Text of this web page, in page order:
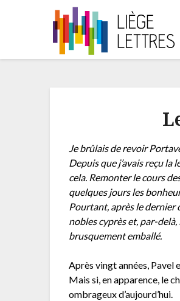
Je brûlais de revoir
Depuis que j’avais reçu la
cela. Remonter le cours
quelques jours les
Pourtant, après le dernier
nobles cyprès et, par-
brusquement emballé.
Après vingt années, Pavel
Mais si, en apparence, le
ombrageux d’aujourd’hui.